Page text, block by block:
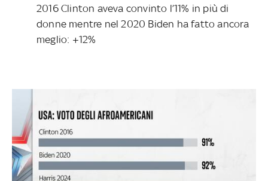
2016 Clinton aveva convinto l’11% in più di
donne mentre nel 2020 Biden ha fatto ancora
meglio: +12%